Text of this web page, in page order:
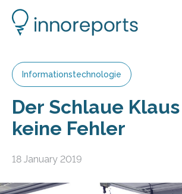
Informationstechnologie
Der Schlaue
keine Fehler
18 January 2019